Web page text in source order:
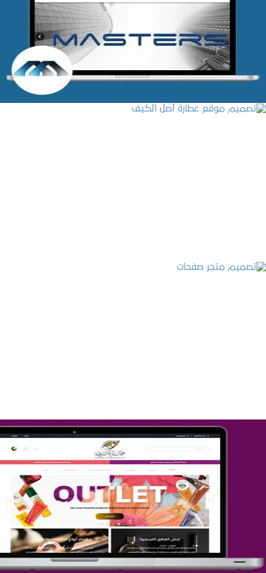
شركة MASTERS للتدريب
التفاصيل
تصميم متجر جمال المرأة الشرقية
التفاصيل